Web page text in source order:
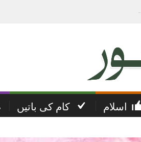
پریشانی اور غم کی دعا
اسلام کام کی باتیں